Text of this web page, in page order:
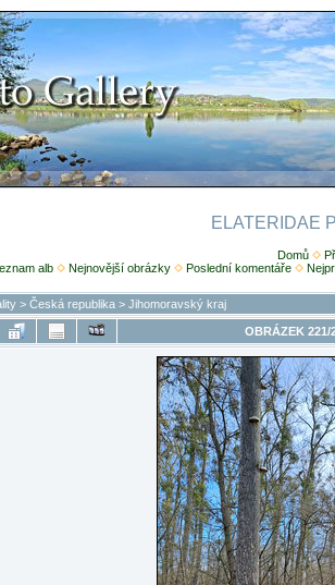
ELATERIDAE
Domů
alb
Nejnovější obrázky Poslední komentáře
> Česká republika> Jihomoravský kraj
OBRÁZEK 221/